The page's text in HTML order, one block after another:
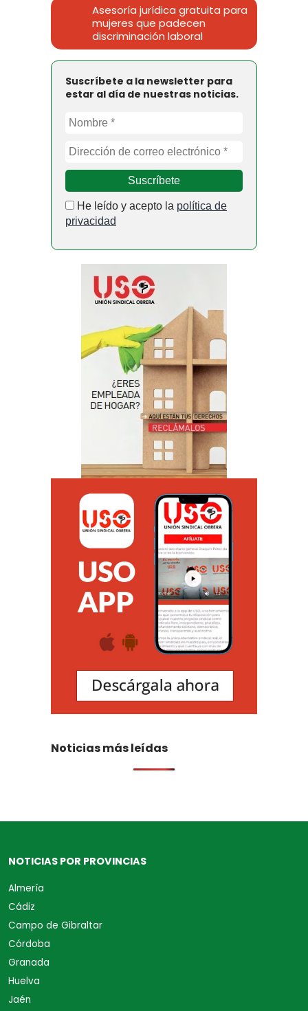
Asesoría jurídica gratuita para
mujeres que padecen
discriminación laboral
Suscríbete a la newsletter para
estar al día de nuestras noticias.
He leído y acepto la política de
privacidad
Noticias más leídas
NOTICIAS POR PROVINCIAS
Almería
Cádiz
Campo de Gibraltar
Córdoba
Granada
Huelva
Jaén